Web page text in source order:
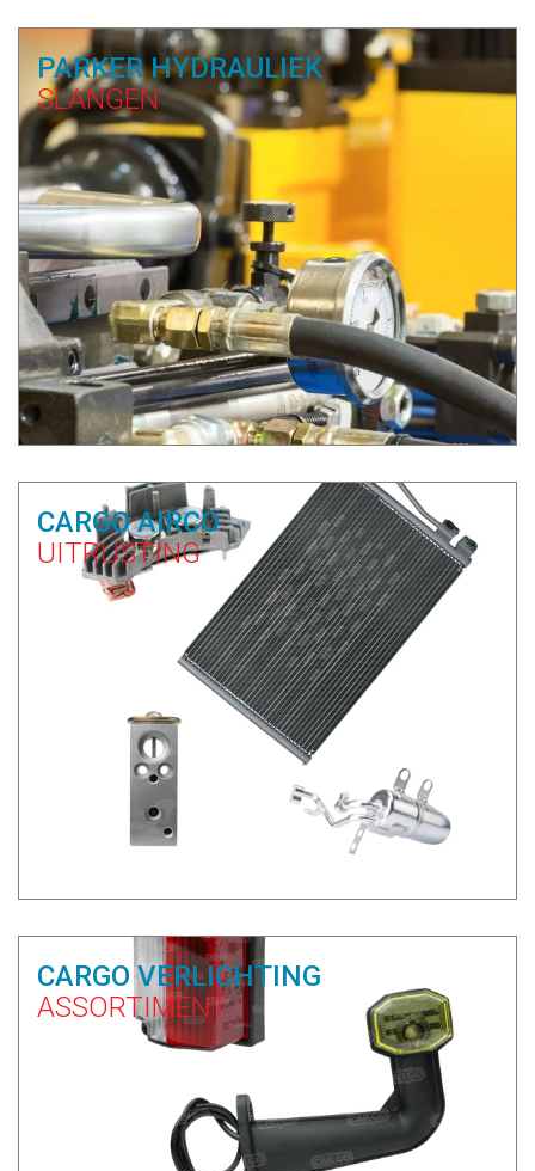
PARKER HYDRAULIEK
SLANGEN
CARGO AIRCO
UITRUSTING
CARGO VERLICHTING
ASSORTIMENT